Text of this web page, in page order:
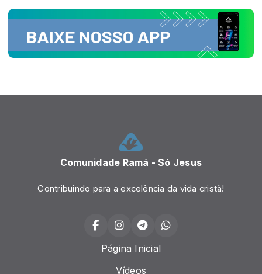
Comunidade Ramá - Só Jesus
Contribuindo para a excelência da vida cristã!
Página Inicial
Vídeos